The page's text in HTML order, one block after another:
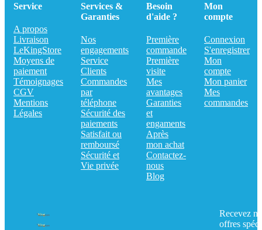
Service
A propos
Livraison
LeKingStore
Moyens de
paiement
Témoignages
CGV
Mentions
Légales
Services &
Garanties
Nos
engagements
Service
Clients
Commandes
par
téléphone
Sécurité des
paiements
Satisfait ou
remboursé
Sécurité et
Vie privée
Besoin
d'aide ?
Première
commande
Première
visite
Mes
avantages
Garanties
et
engaments
Après
mon achat
Contactez-
nous
Blog
Mon
compte
Connexion
S'enregistrer
Mon
compte
Mon panier
Mes
commandes
Recevez
offres